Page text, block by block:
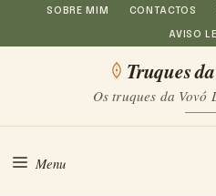
Saltar
para
conteúdo
SOBRE MIM CONTACTOS
AVISO
Truques
Os truques da Vovó
Menu